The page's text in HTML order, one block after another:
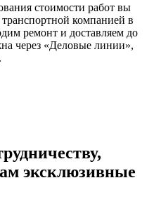
стоимости работ вы
компанией в
ремонт и доставляем до
через «Деловые линии»,
эксклюзивные